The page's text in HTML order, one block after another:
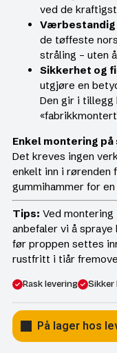
ved de
de tøffeste
stråling – uten
Sikkerhet og
utgjøre en
Den gir i
Enkel montering
Det kreves ingen
enkelt inn i rørenden
gummihammer for
Tips: Ved
anbefaler vi å
før proppen settes
rustfritt i tiår
Rask levering Sikker
På lager hos